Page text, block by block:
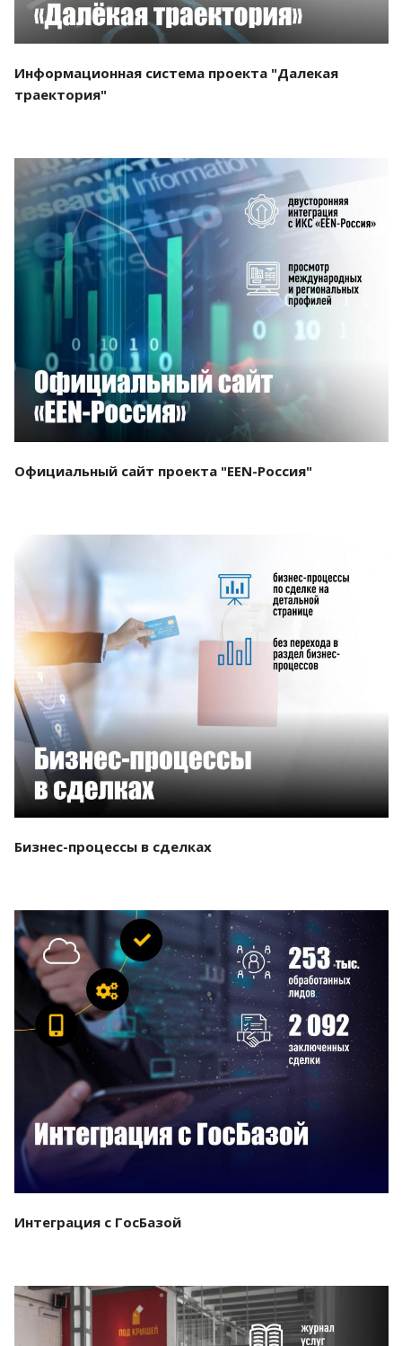
Информационная система проекта "Далекая
траектория"
Смотреть проект
Официальный сайт проекта "EEN-Россия"
Бизнес-процессы в сделках
Смотреть проект
Интеграция с ГосБазой